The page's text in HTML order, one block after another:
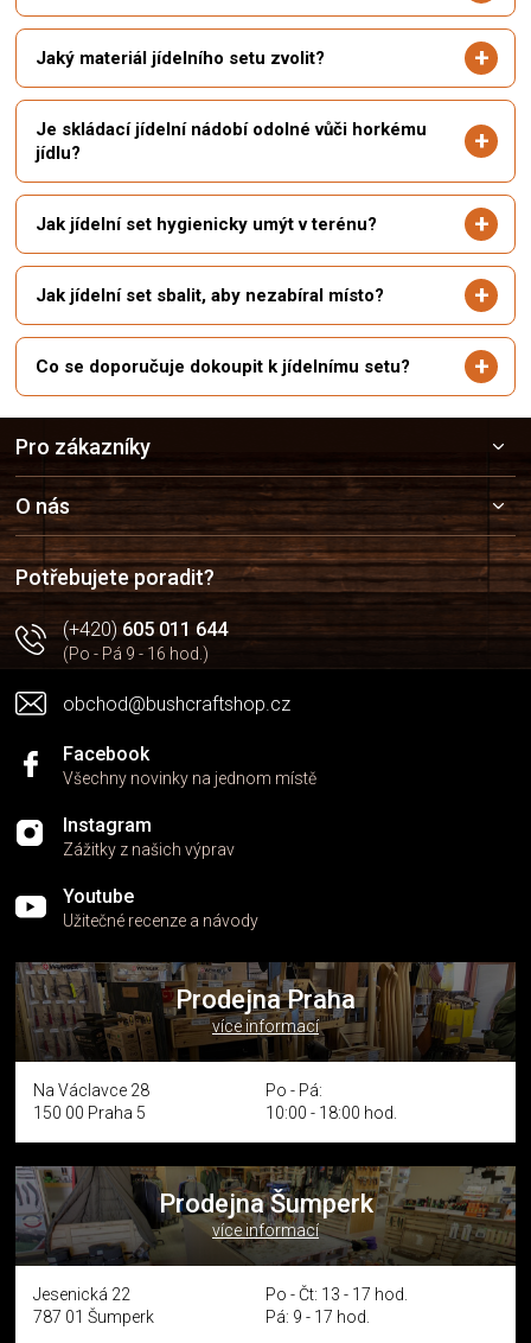
Jaký materiál jídelního setu zvolit?
Je skládací jídelní nádobí odolné vůči horkému
jídlu?
Jak jídelní set hygienicky umýt v terénu?
Jak jídelní set sbalit, aby nezabíral místo?
Co se doporučuje dokoupit k jídelnímu setu?
a
t
í
Pro zákazníky
O nás
Potřebujete poradit?
(+420)605 011 644
(Po - Pá 9 - 16 hod.)
obchod@bushcraftshop.cz
Facebook
Všechny novinky na jednom místě
Instagram
Zážitky z našich výprav
Youtube
Užitečné recenze a návody
Prodejna Praha
více informací
Na Václavce 28
150 00 Praha 5
Po - Pá:
10:00 - 18:00 hod.
Prodejna Šumperk
více informací
Jesenická 22
787 01 Šumperk
Po - Čt: 13 - 17 hod.
Pá: 9 - 17 hod.